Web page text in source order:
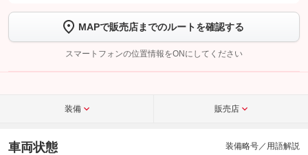
トーク画面で
ボタンをタップして問い合わせを
完了してください。
こちら
MAPで販売店までのルートを確認する
スマートフォンの位置情報をONにしてください
装備 販売店
車両状態 装備略号／用語解説